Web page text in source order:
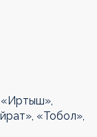
«Тобол»,